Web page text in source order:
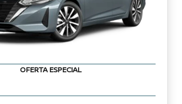
OFERTA ESPECIAL